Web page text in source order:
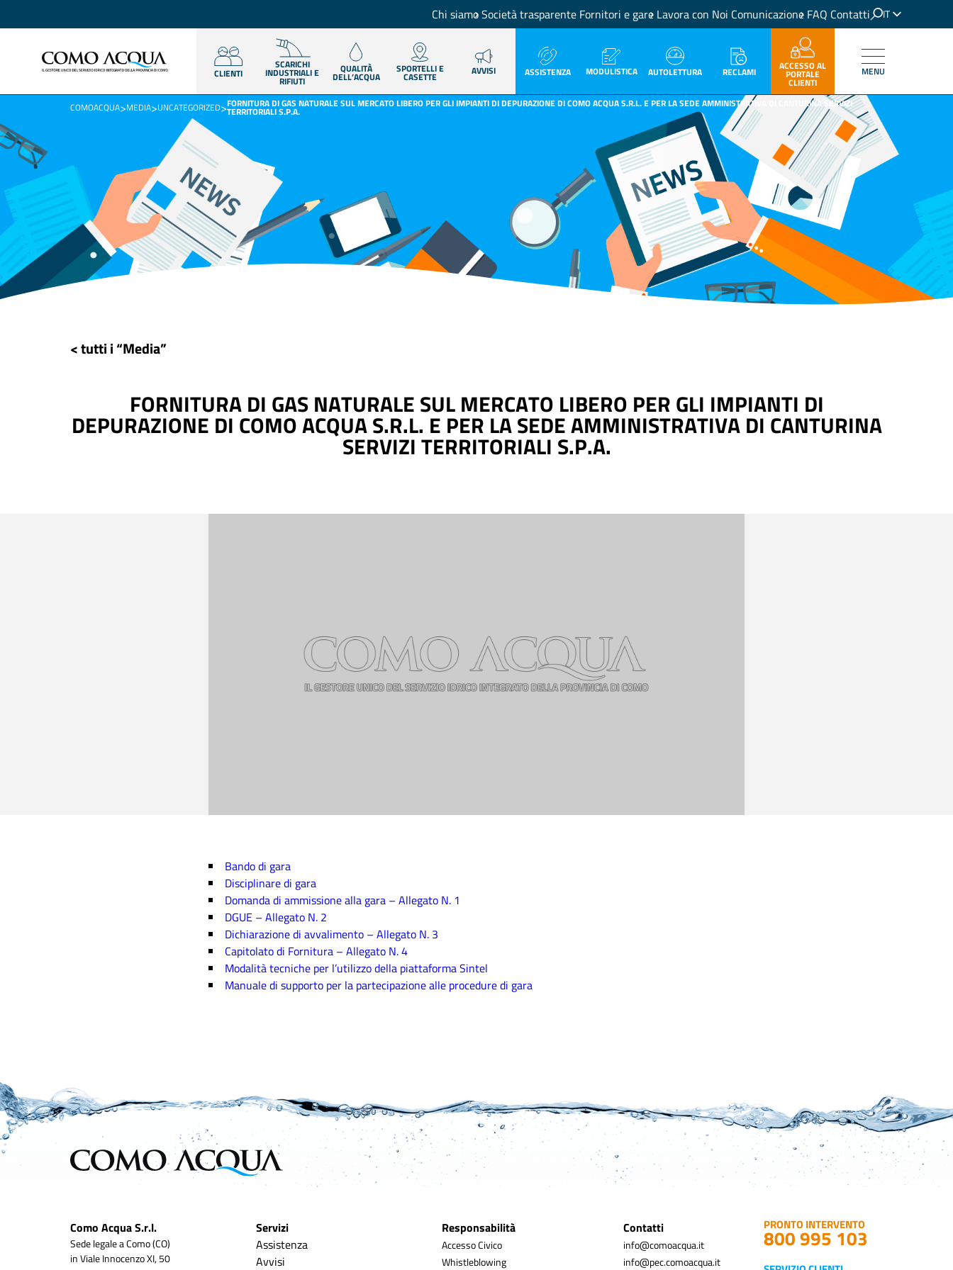
Chi siamoSocietà trasparente Fornitori e gare Lavora con Noi Comunicazione FAQ Contatti
IT
EN
CLIENTI
SCARICHI
INDUSTRIALI E
RIFIUTI
QUALITÀ
DELL’ACQUA
SPORTELLI E
CASETTE AVVISI ASSISTENZA MODULISTICA AUTOLETTURA RECLAMI ACCESSO AL
PORTALE
CLIENTI
MENU
COMOACQUA>MEDIA>UNCATEGORIZED>FORNITURA DI GAS NATURALE SUL MERCATO LIBERO PER GLI IMPIANTI DI DEPURAZIONE DI COMO ACQUA S.R.L. E PER LA SEDE AMMINISTRATIVA DI CANTURINA SERVIZI
TERRITORIALI S.P.A.
< tutti i “Media”
FORNITURA DI GAS NATURALE SUL MERCATO LIBERO PER GLI IMPIANTI DI
DEPURAZIONE DI COMO ACQUA S.R.L. E PER LA SEDE AMMINISTRATIVA DI CANTURINA
SERVIZI TERRITORIALI S.P.A.
Bando di gara
Disciplinare di gara
Domanda di ammissione alla gara – Allegato N. 1
DGUE – Allegato N. 2
Dichiarazione di avvalimento – Allegato N. 3
Capitolato di Fornitura – Allegato N. 4
Modalità tecniche per l’utilizzo della piattaforma Sintel
Manuale di supporto per la partecipazione alle procedure di gara
Como Acqua S.r.l.
Sede legale a Como (CO)
in Viale Innocenzo XI, 50
Servizi
Assistenza
Avvisi
Responsabilità
Accesso Civico
Whistleblowing
Contatti
info@comoacqua.it
info@pec.comoacqua.it
PRONTO INTERVENTO
800 995 103